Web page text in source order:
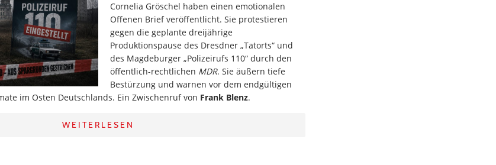
Cornelia Gröschel haben einen emotionalen
Offenen Brief veröffentlicht. Sie protestieren
gegen die geplante dreijährige
Produktionspause des Dresdner „Tatorts“ und
des Magdeburger „Polizeirufs 110“ durch den
öffentlich-rechtlichen MDR. Sie äußern tiefe
Bestürzung und warnen vor dem endgültigen
im Osten Deutschlands. Ein Zwischenruf von Frank Blenz.
WEITERLESEN